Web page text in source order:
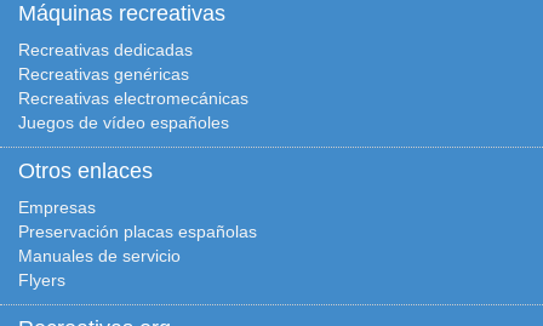
Máquinas recreativas
Recreativas dedicadas
Recreativas genéricas
Recreativas electromecánicas
Juegos de vídeo españoles
Otros enlaces
Empresas
Preservación placas españolas
Manuales de servicio
Flyers